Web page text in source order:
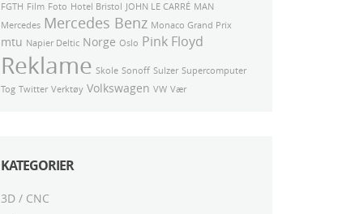
FGTH Film Foto Hotel Bristol JOHN LE CARRÉ MAN
Mercedes Mercedes Benz Monaco Grand Prix
mtu Napier Deltic Norge Oslo Pink Floyd
Reklame Skole Sonoff Sulzer Supercomputer
Tog Twitter Verktøy Volkswagen VW Vær
KATEGORIER
3D / CNC